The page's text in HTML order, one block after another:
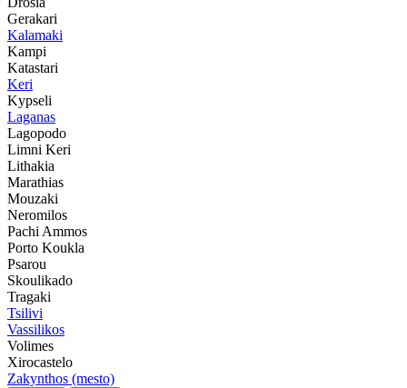
Gerakari
Kalamaki
Kampi
Katastari
Keri
Kypseli
Laganas
Lagopodo
Limni Keri
Lithakia
Marathias
Mouzaki
Neromilos
Pachi Ammos
Porto Koukla
Psarou
Skoulikado
Tragaki
Tsilivi
Vassilikos
Volimes
Xirocastelo
Zakynthos (mesto)